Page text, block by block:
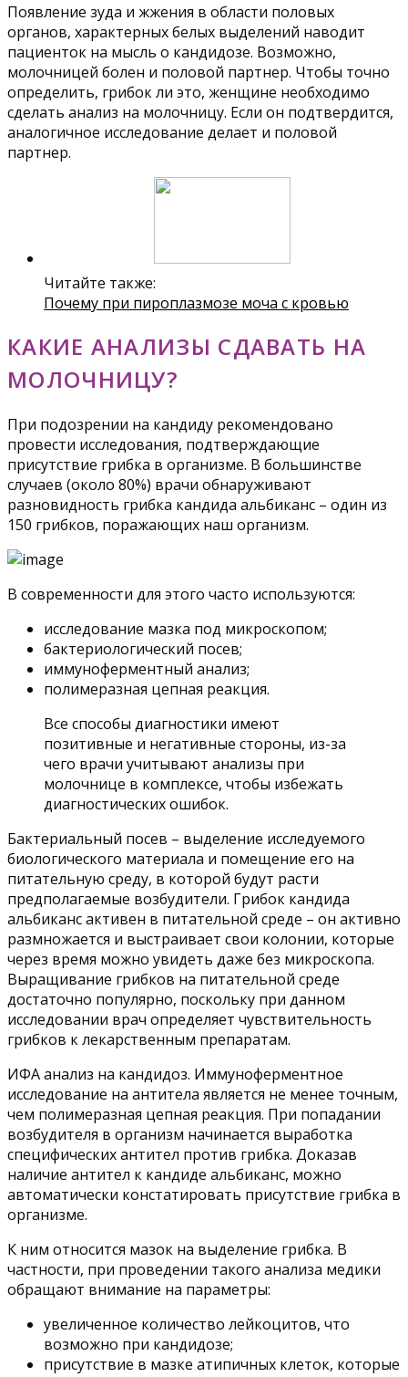
Появление зуда и жжения в области половых
органов, характерных белых выделений наводит
пациенток на мысль о кандидозе. Возможно,
молочницей болен и половой партнер. Чтобы точно
определить, грибок ли это, женщине необходимо
сделать анализ на молочницу. Если он подтвердится,
аналогичное исследование делает и половой
партнер.
Читайте также:
Почему при пироплазмозе моча с кровью
КАКИЕ АНАЛИЗЫ СДАВАТЬ НА
МОЛОЧНИЦУ?
При подозрении на кандиду рекомендовано
провести исследования, подтверждающие
присутствие грибка в организме. В большинстве
случаев (около 80%) врачи обнаруживают
разновидность грибка кандида альбиканс – один из
150 грибков, поражающих наш организм.
В современности для этого часто используются:
исследование мазка под микроскопом;
бактериологический посев;
иммуноферментный анализ;
полимеразная цепная реакция.
Все способы диагностики имеют
позитивные и негативные стороны, из-за
чего врачи учитывают анализы при
молочнице в комплексе, чтобы избежать
диагностических ошибок.
Бактериальный посев – выделение исследуемого
биологического материала и помещение его на
питательную среду, в которой будут расти
предполагаемые возбудители. Грибок кандида
альбиканс активен в питательной среде – он активно
размножается и выстраивает свои колонии, которые
через время можно увидеть даже без микроскопа.
Выращивание грибков на питательной среде
достаточно популярно, поскольку при данном
исследовании врач определяет чувствительность
грибков к лекарственным препаратам.
ИФА анализ на кандидоз. Иммуноферментное
исследование на антитела является не менее точным,
чем полимеразная цепная реакция. При попадании
возбудителя в организм начинается выработка
специфических антител против грибка. Доказав
наличие антител к кандиде альбиканс, можно
автоматически констатировать присутствие грибка в
организме.
К ним относится мазок на выделение грибка. В
частности, при проведении такого анализа медики
обращают внимание на параметры:
увеличенное количество лейкоцитов, что
возможно при кандидозе;
присутствие в мазке атипичных клеток, которые